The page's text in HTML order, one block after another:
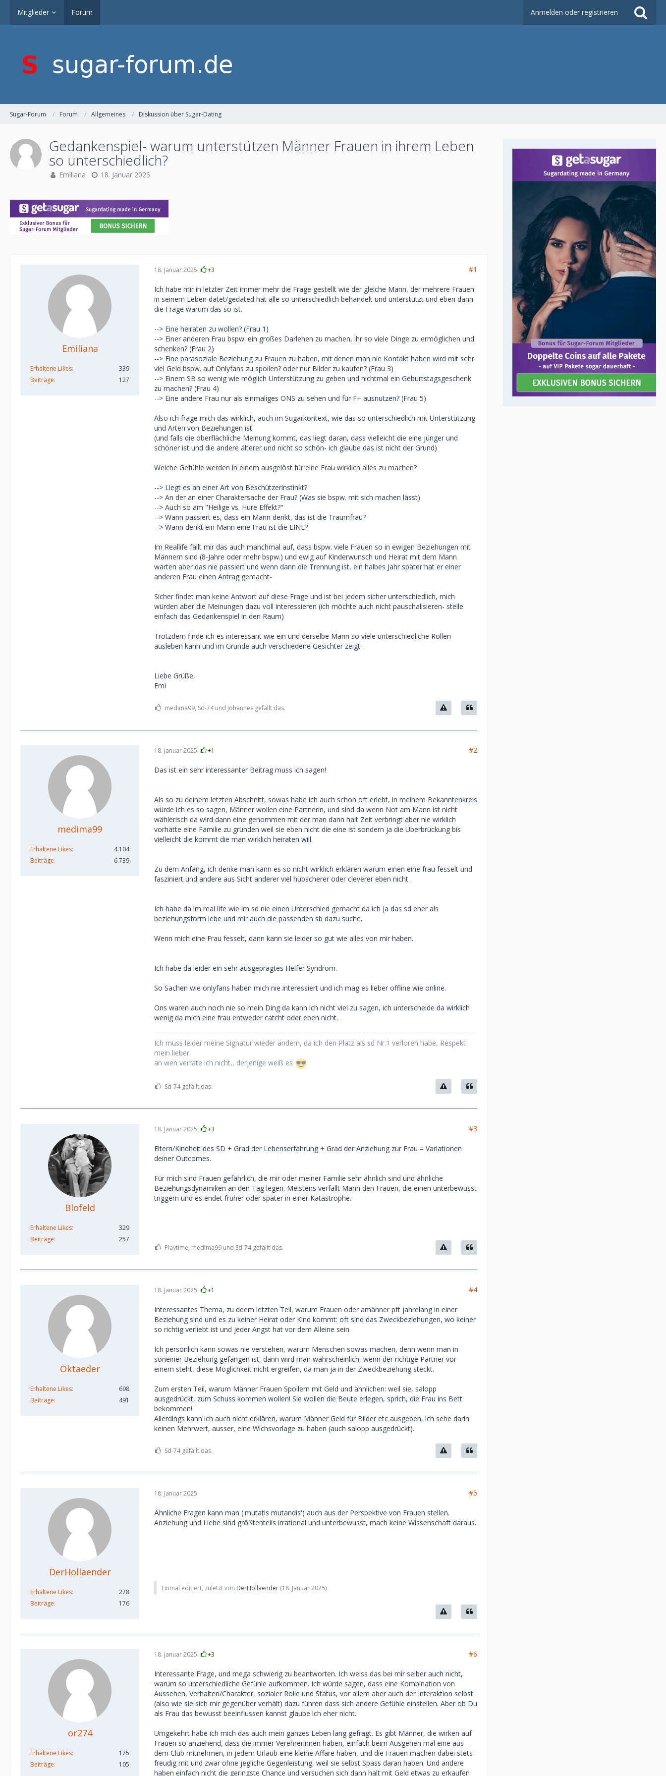
Mitglieder Forum Anmelden oder registrieren
Sugar-Forum Forum Allgemeines Diskussion über Sugar-Dating
Gedankenspiel- warum unterstützen Männer Frauen in ihrem Leben
so unterschiedlich?
Emiliana 18. Januar 2025
Emiliana
Erhaltene Likes
339
Beiträge
127
18. Januar 2025 +3 #1
Ich habe mir in letzter Zeit immer mehr die Frage gestellt wie der gleiche Mann, der mehrere Frauen
in seinem Leben datet/gedated hat alle so unterschiedlich behandelt und unterstützt und eben dann
die Frage warum das so ist.
--> Eine heiraten zu wollen? (Frau 1)
--> Einer anderen Frau bspw. ein großes Darlehen zu machen, ihr so viele Dinge zu ermöglichen und
schenken? (Frau 2)
--> Eine parasoziale Beziehung zu Frauen zu haben, mit denen man nie Kontakt haben wird mit sehr
viel Geld bspw. auf Onlyfans zu spoilen? oder nur Bilder zu kaufen? (Frau 3)
--> Einem SB so wenig wie möglich Unterstützung zu geben und nichtmal ein Geburtstagsgeschenk
zu machen? (Frau 4)
--> Eine andere Frau nur als einmaliges ONS zu sehen und für F+ ausnutzen? (Frau 5)
Also ich frage mich das wirklich, auch im Sugarkontext, wie das so unterschiedlich mit Unterstützung
und Arten von Beziehungen ist.
(und falls die oberflächliche Meinung kommt, das liegt daran, dass vielleicht die eine jünger und
schöner ist und die andere älterer und nicht so schön- ich glaube das ist nicht der Grund)
Welche Gefühle werden in einem ausgelöst für eine Frau wirklich alles zu machen?
--> Liegt es an einer Art von Beschützerinstinkt?
--> An der an einer Charaktersache der Frau? (Was sie bspw. mit sich machen lässt)
--> Auch so am "Heilige vs. Hure Effekt?"
--> Wann passiert es, dass ein Mann denkt, das ist die Traumfrau?
--> Wann denkt ein Mann eine Frau ist die EINE?
Im Reallife fällt mir das auch manchmal auf, dass bspw. viele Frauen so in ewigen Beziehungen mit
Männern sind (8-Jahre oder mehr bspw.) und ewig auf Kinderwunsch und Heirat mit dem Mann
warten aber das nie passiert und wenn dann die Trennung ist, ein halbes Jahr später hat er einer
anderen Frau einen Antrag gemacht-
Sicher findet man keine Antwort auf diese Frage und ist bei jedem sicher unterschiedlich, mich
würden aber die Meinungen dazu voll interessieren (ich möchte auch nicht pauschalisieren- stelle
einfach das Gedankenspiel in den Raum)
Trotzdem finde ich es interessant wie ein und derselbe Mann so viele unterschiedliche Rollen
ausleben kann und im Grunde auch verschiedene Gesichter zeigt-
Liebe Grüße,
Emi
medima99, Sd-74 und Johannes gefällt das.
medima99
Erhaltene Likes
4.104
Beiträge
6.739
18. Januar 2025 +1 #2
Das ist ein sehr interessanter Beitrag muss ich sagen!
Als so zu deinem letzten Abschnitt, sowas habe ich auch schon oft erlebt, in meinem Bekanntenkreis
würde ich es so sagen, Männer wollen eine Partnerin, und sind da wenn Not am Mann ist nicht
wählerisch da wird dann eine genommen mit der man dann halt Zeit verbringt aber nie wirklich
vorhätte eine Familie zu gründen weil sie eben nicht die eine ist sondern ja die Überbrückung bis
vielleicht die kommt die man wirklich heiraten will.
Zu dem Anfang, ich denke man kann es so nicht wirklich erklären warum einen eine frau fesselt und
fasziniert und andere aus Sicht anderer viel hübscherer oder cleverer eben nicht .
Ich habe da im real life wie im sd nie einen Unterschied gemacht da ich ja das sd eher als
beziehungsform lebe und mir auch die passenden sb dazu suche.
Wenn mich eine Frau fesselt, dann kann sie leider so gut wie alles von mir haben.
Ich habe da leider ein sehr ausgeprägtes Helfer Syndrom.
So Sachen wie onlyfans haben mich nie interessiert und ich mag es lieber offline wie online.
Ons waren auch noch nie so mein Ding da kann ich nicht viel zu sagen, ich unterscheide da wirklich
wenig da mich eine frau entweder catcht oder eben nicht.
Ich muss leider meine Signatur wieder ändern, da ich den Platz als sd Nr.1 verloren habe, Respekt
mein lieber.
an wen verrate ich nicht,, derjenige weiß es
Sd-74 gefällt das.
Blofeld
Erhaltene Likes
329
Beiträge
257
18. Januar 2025 +3 #3
Eltern/Kindheit des SD + Grad der Lebenserfahrung + Grad der Anziehung zur Frau = Variationen
deiner Outcomes.
Für mich sind Frauen gefährlich, die mir oder meiner Familie sehr ähnlich sind und ähnliche
Beziehungsdynamiken an den Tag legen. Meistens verfällt Mann den Frauen, die einen unterbewusst
triggern und es endet früher oder später in einer Katastrophe.
Playtime, medima99 und Sd-74 gefällt das.
Oktaeder
Erhaltene Likes
698
Beiträge
491
18. Januar 2025 +1 #4
Interessantes Thema, zu deem letzten Teil, warum Frauen oder amänner pft jahrelang in einer
Beziehung sind und es zu keiner Heirat oder Kind kommt: oft sind das Zweckbeziehungen, wo keiner
so richtig verliebt ist und jeder Angst hat vor dem Alleine sein.
Ich persönlich kann sowas nie verstehen, warum Menschen sowas machen, denn wenn man in
soneiner Beziehung gefangen ist, dann wird man wahrscheinlich, wenn der richtige Partner vor
einem steht, diese Möglichkeit nicht ergreifen, da man ja in der Zweckbeziehung steckt.
Zum ersten Teil, warum Männer Frauen Spoilern mit Geld und ähnlichen: weil sie, salopp
ausgedrückt, zum Schuss kommen wollen! Sie wollen die Beute erlegen, sprich, die Frau ins Bett
bekommen!
Allerdings kann ich auch nicht erklären, warum Männer Geld für Bilder etc ausgeben, ich sehe darin
keinen Mehrwert, ausser, eine Wichsvorlage zu haben (auch salopp ausgedrückt).
Sd-74 gefällt das.
DerHollaender
Erhaltene Likes
278
Beiträge
176
18. Januar 2025 #5
Ähnliche Fragen kann man ('mutatis mutandis') auch aus der Perspektive von Frauen stellen.
Anziehung und Liebe sind größtenteils irrational und unterbewusst, mach keine Wissenschaft daraus.
Einmal editiert, zuletzt von DerHollaender (18. Januar 2025)
or274
Erhaltene Likes
175
Beiträge
105
18. Januar 2025 +3 #6
Interessante Frage, und mega schwierig zu beantworten. Ich weiss das bei mir selber auch nicht,
warum so unterschiedliche Gefühle aufkommen. Ich würde sagen, dass eine Kombination von
Aussehen, Verhalten/Charakter, sozialer Rolle und Status, vor allem aber auch der Interaktion selbst
(also wie sie sich mir gegenüber verhält) dazu führen dass sich andere Gefühle einstellen. Aber ob Du
als Frau das bewusst beeinflussen kannst glaube ich eher nicht.
Umgekehrt habe ich mich das auch mein ganzes Leben lang gefragt. Es gibt Männer, die wirken auf
Frauen so anziehend, dass die immer Verehrerinnen haben, einfach beim Ausgehen mal eine aus
dem Club mitnehmen, in jedem Urlaub eine kleine Affäre haben, und die Frauen machen dabei stets
freudig mit und zwar ohne jegliche Gegenleistung, weil sie selbst Spass daran haben. Und andere
haben einfach nicht die geringste Chance und versuchen sich dann halt mit Geld etwas zu erkaufen